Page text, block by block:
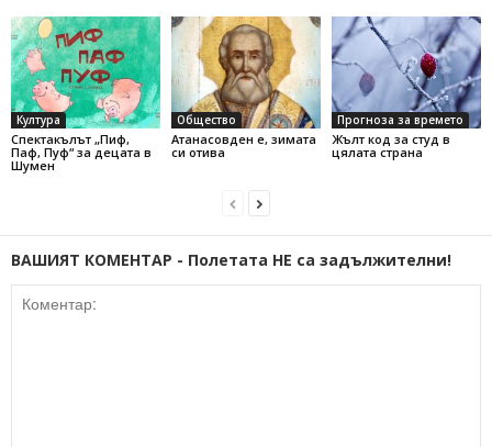
Култура
Спектакълът „Пиф,
Паф, Пуф“ за децата в
Шумен
Общество
Атанасовден е, зимата
си отива
Прогноза за времето
Жълт код за студ в
цялата страна
ВАШИЯТ КОМЕНТАР - Полетата НЕ са задължителни!